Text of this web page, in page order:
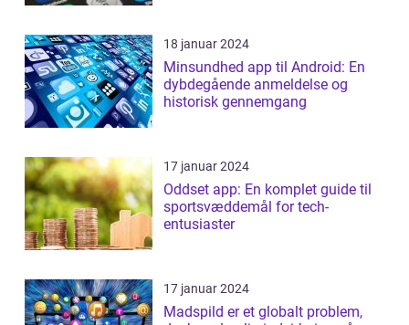
18 januar 2024
Minsundhed app til Android: En
dybdegående anmeldelse og
historisk gennemgang
17 januar 2024
Oddset app: En komplet guide til
sportsvæddemål for tech-
entusiaster
17 januar 2024
Madspild er et globalt problem,